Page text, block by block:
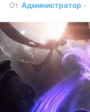
От Администратор -